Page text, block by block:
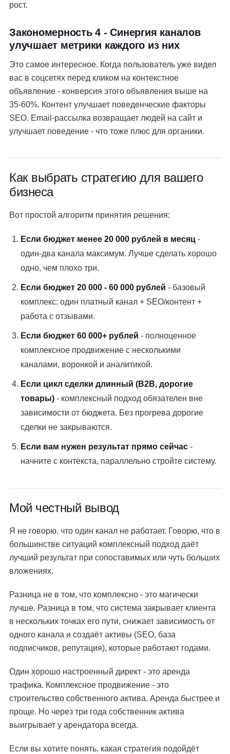
рост.
Закономерность 4 - Синергия каналов
улучшает метрики каждого из них
Это самое интересное. Когда пользователь уже видел
вас в соцсетях перед кликом на контекстное
объявление - конверсия этого объявления выше на
35-60%. Контент улучшает поведенческие факторы
SEO. Email-рассылка возвращает людей на сайт и
улучшает поведение - что тоже плюс для органики.
Как выбрать стратегию для вашего
бизнеса
Вот простой алгоритм принятия решения:
Если бюджет менее 20 000 рублей в месяц -
один-два канала максимум. Лучше сделать хорошо
одно, чем плохо три.
Если бюджет 20 000 - 60 000 рублей - базовый
комплекс: один платный канал + SEO/контент +
работа с отзывами.
Если бюджет 60 000+ рублей - полноценное
комплексное продвижение с несколькими
каналами, воронкой и аналитикой.
Если цикл сделки длинный (B2B, дорогие
товары) - комплексный подход обязателен вне
зависимости от бюджета. Без прогрева дорогие
сделки не закрываются.
Если вам нужен результат прямо сейчас -
начните с контекста, параллельно стройте систему.
Мой честный вывод
Я не говорю, что один канал не работает. Говорю, что в
большинстве ситуаций комплексный подход даёт
лучший результат при сопоставимых или чуть больших
вложениях.
Разница не в том, что комплексно - это магически
лучше. Разница в том, что система закрывает клиента
в нескольких точках его пути, снижает зависимость от
одного канала и создаёт активы (SEO, база
подписчиков, репутация), которые работают годами.
Один хорошо настроенный директ - это аренда
трафика. Комплексное продвижение - это
строительство собственного актива. Аренда быстрее и
проще. Но через три года собственник актива
выигрывает у арендатора всегда.
Если вы хотите понять, какая стратегия подойдёт